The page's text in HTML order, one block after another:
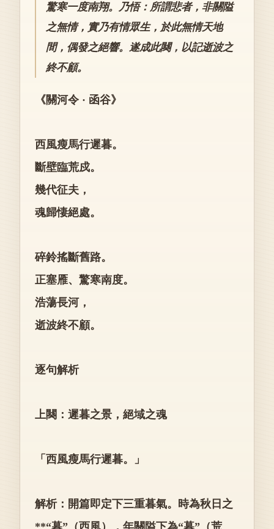
驚寒一度南翔。乃悟：所謂悲者，非關隘
之無情，實乃有情眾生，於此無情天地
間，偶發之絕響。遂成此闋，以記逝波之
終不顧。
《關河令 · 函谷》
西風瘦馬行遲暮。
斷壁臨荒戍。
幾代征夫，
魂歸悽絕處。
碎鈴搖斷舊路。
正塞雁、驚寒南度。
浩蕩長河，
逝波終不顧。
逐句解析
上闋：遲暮之景，絕域之魂
「西風瘦馬行遲暮。」
解析：開篇即定下三重暮氣。時為秋日之
**“暮”（西風），年關隘下為“暮”（荒